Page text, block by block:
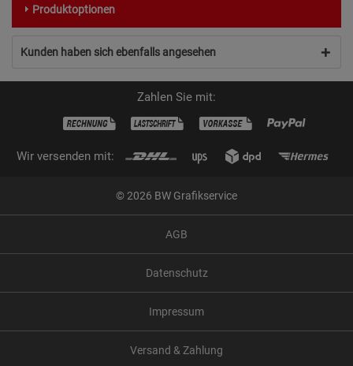
Produktoptionen
Kunden haben sich ebenfalls angesehen
Zahlen Sie mit:
Wir versenden mit:
© 2026 BW Grafikservice
AGB
Datenschutz
Impressum
Versand & Zahlung